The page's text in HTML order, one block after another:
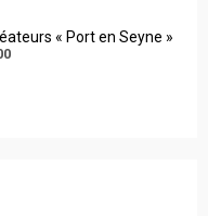
« Port en Seyne »